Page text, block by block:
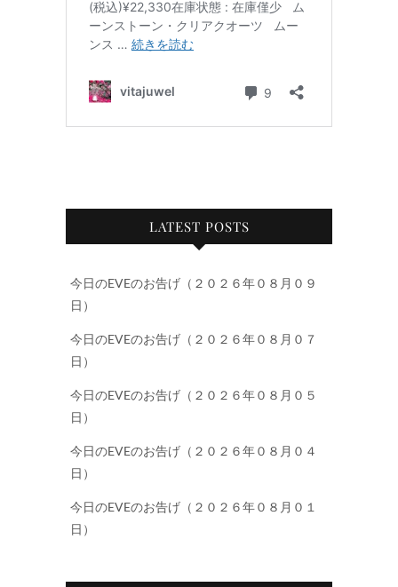
LATEST POSTS
今日のEVEのお告げ（２０２６年０８月０９
日）
今日のEVEのお告げ（２０２６年０８月０７
日）
今日のEVEのお告げ（２０２６年０８月０５
日）
今日のEVEのお告げ（２０２６年０８月０４
日）
今日のEVEのお告げ（２０２６年０８月０１
日）